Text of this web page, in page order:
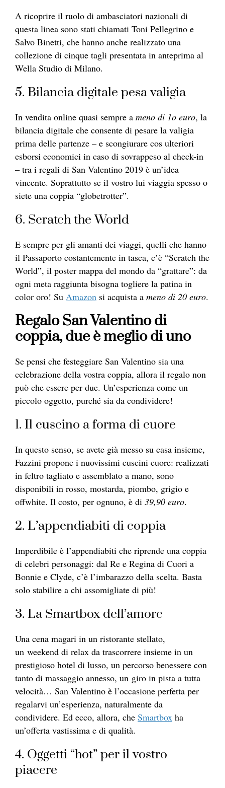
A ricoprire il ruolo di ambasciatori nazionali di
questa linea sono stati chiamati Toni Pellegrino e
Salvo Binetti, che hanno anche realizzato una
collezione di cinque tagli presentata in anteprima al
Wella Studio di Milano.
5. Bilancia digitale pesa valigia
In vendita online quasi sempre a meno di 1o euro, la
bilancia digitale che consente di pesare la valigia
prima delle partenze – e scongiurare cos ulteriori
esborsi economici in caso di sovrappeso al check-in
– tra i regali di San Valentino 2019 è un’idea
vincente. Soprattutto se il vostro lui viaggia spesso o
siete una coppia “globetrotter”.
6. Scratch the World
E sempre per gli amanti dei viaggi, quelli che hanno
il Passaporto costantemente in tasca, c’è “Scratch the
World”, il poster mappa del mondo da “grattare”: da
ogni meta raggiunta bisogna togliere la patina in
color oro! Su Amazon si acquista a meno di 20 euro.
Regalo San Valentino di
coppia, due è meglio di uno
Se pensi che festeggiare San Valentino sia una
celebrazione della vostra coppia, allora il regalo non
può che essere per due. Un’esperienza come un
piccolo oggetto, purché sia da condividere!
1. Il cuscino a forma di cuore
In questo senso, se avete già messo su casa insieme,
Fazzini propone i nuovissimi cuscini cuore: realizzati
in feltro tagliato e assemblato a mano, sono
disponibili in rosso, mostarda, piombo, grigio e
offwhite. Il costo, per ognuno, è di 39,90 euro.
2. L’appendiabiti di coppia
Imperdibile è l’appendiabiti che riprende una coppia
di celebri personaggi: dal Re e Regina di Cuori a
Bonnie e Clyde, c’è l’imbarazzo della scelta. Basta
solo stabilire a chi assomigliate di più!
3. La Smartbox dell’amore
Una cena magari in un ristorante stellato,
un weekend di relax da trascorrere insieme in un
prestigioso hotel di lusso, un percorso benessere con
tanto di massaggio annesso, un giro in pista a tutta
velocità… San Valentino è l’occasione perfetta per
regalarvi un’esperienza, naturalmente da
condividere. Ed ecco, allora, che Smartbox ha
un’offerta vastissima e di qualità.
4. Oggetti “hot” per il vostro
piacere